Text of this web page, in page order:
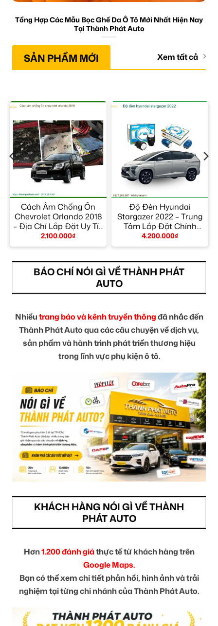
Tổng Hợp Các Mẫu Bọc Ghế Da Ô Tô Mới Nhất Hiện Nay
Tại Thành Phát Auto
SẢN PHẨM MỚI Xem tất cả
Cách Âm Chống Ồn
Chevrolet Orlando 2018
– Địa Chỉ Lắp Đặt Uy Tín
TPHCM
2.100.000₫
Độ Đèn Hyundai
Stargazer 2022 – Trung
Tâm Lắp Đặt Chính
Hãng Giá Tốt TPHCM
4.200.000₫
BÁO CHÍ NÓI GÌ VỀ THÀNH PHÁT
AUTO
Nhiềutrang báo và kênh truyền thôngđã nhắc đến
Thành Phát Auto qua các câu chuyện về dịch vụ,
sản phẩm và hành trình phát triển thương hiệu
trong lĩnh vực phụ kiện ô tô.
KHÁCH HÀNG NÓI GÌ VỀ THÀNH
PHÁT AUTO
Hơn1.200 đánh giáthực tế từ khách hàng trên
Google Maps.
Bạn có thể xem chi tiết phản hồi, hình ảnh và trải
nghiệm tại từng chi nhánh của Thành Phát Auto.